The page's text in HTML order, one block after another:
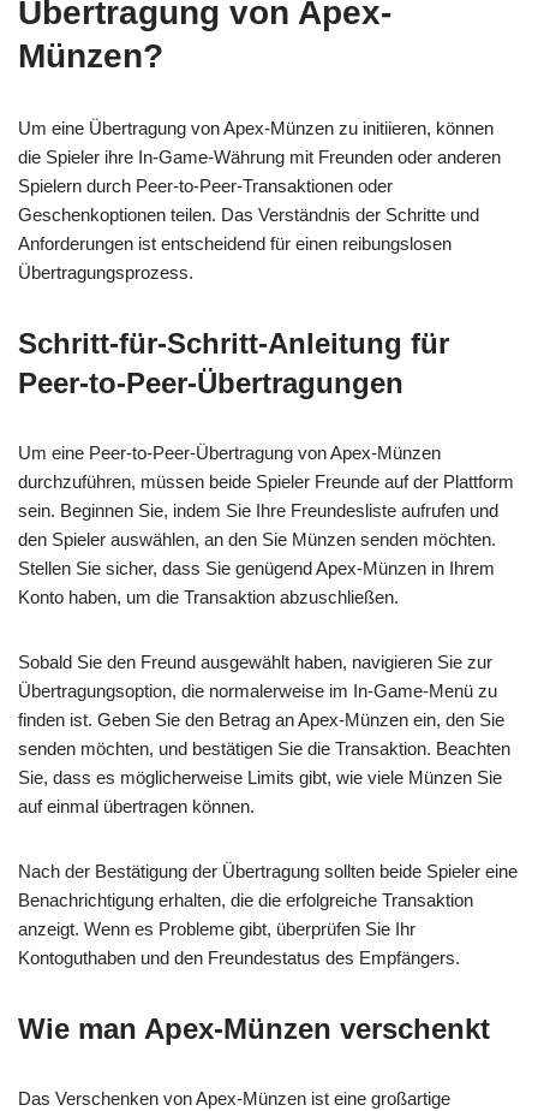
Übertragung von Apex-
Münzen?
Um eine Übertragung von Apex-Münzen zu initiieren, können
die Spieler ihre In-Game-Währung mit Freunden oder anderen
Spielern durch Peer-to-Peer-Transaktionen oder
Geschenkoptionen teilen. Das Verständnis der Schritte und
Anforderungen ist entscheidend für einen reibungslosen
Übertragungsprozess.
Schritt-für-Schritt-Anleitung für
Peer-to-Peer-Übertragungen
Um eine Peer-to-Peer-Übertragung von Apex-Münzen
durchzuführen, müssen beide Spieler Freunde auf der Plattform
sein. Beginnen Sie, indem Sie Ihre Freundesliste aufrufen und
den Spieler auswählen, an den Sie Münzen senden möchten.
Stellen Sie sicher, dass Sie genügend Apex-Münzen in Ihrem
Konto haben, um die Transaktion abzuschließen.
Sobald Sie den Freund ausgewählt haben, navigieren Sie zur
Übertragungsoption, die normalerweise im In-Game-Menü zu
finden ist. Geben Sie den Betrag an Apex-Münzen ein, den Sie
senden möchten, und bestätigen Sie die Transaktion. Beachten
Sie, dass es möglicherweise Limits gibt, wie viele Münzen Sie
auf einmal übertragen können.
Nach der Bestätigung der Übertragung sollten beide Spieler eine
Benachrichtigung erhalten, die die erfolgreiche Transaktion
anzeigt. Wenn es Probleme gibt, überprüfen Sie Ihr
Kontoguthaben und den Freundestatus des Empfängers.
Wie man Apex-Münzen verschenkt
Das Verschenken von Apex-Münzen ist eine großartige